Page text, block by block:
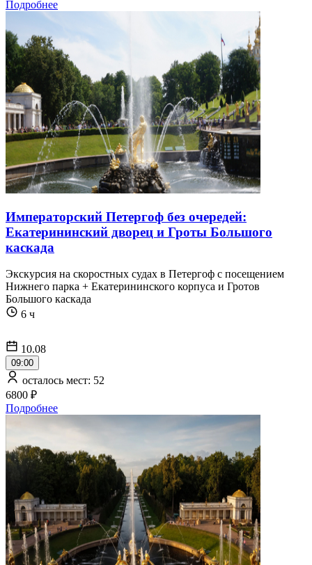
Подробнее
Императорский Петергоф без очередей:
Екатерининский дворец и Гроты Большого
каскада
Экскурсия на скоростных судах в Петергоф с посещением
Нижнего парка + Екатерининского корпуса и Гротов
Большого каскада
6 ч
10.08
09:00
осталось мест: 52
6800 ₽
Подробнее